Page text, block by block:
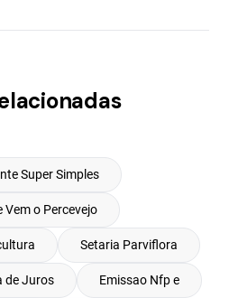
Super Simples
Vem o Percevejo
Setaria Parviflora
de Juros Emissao Nfp e